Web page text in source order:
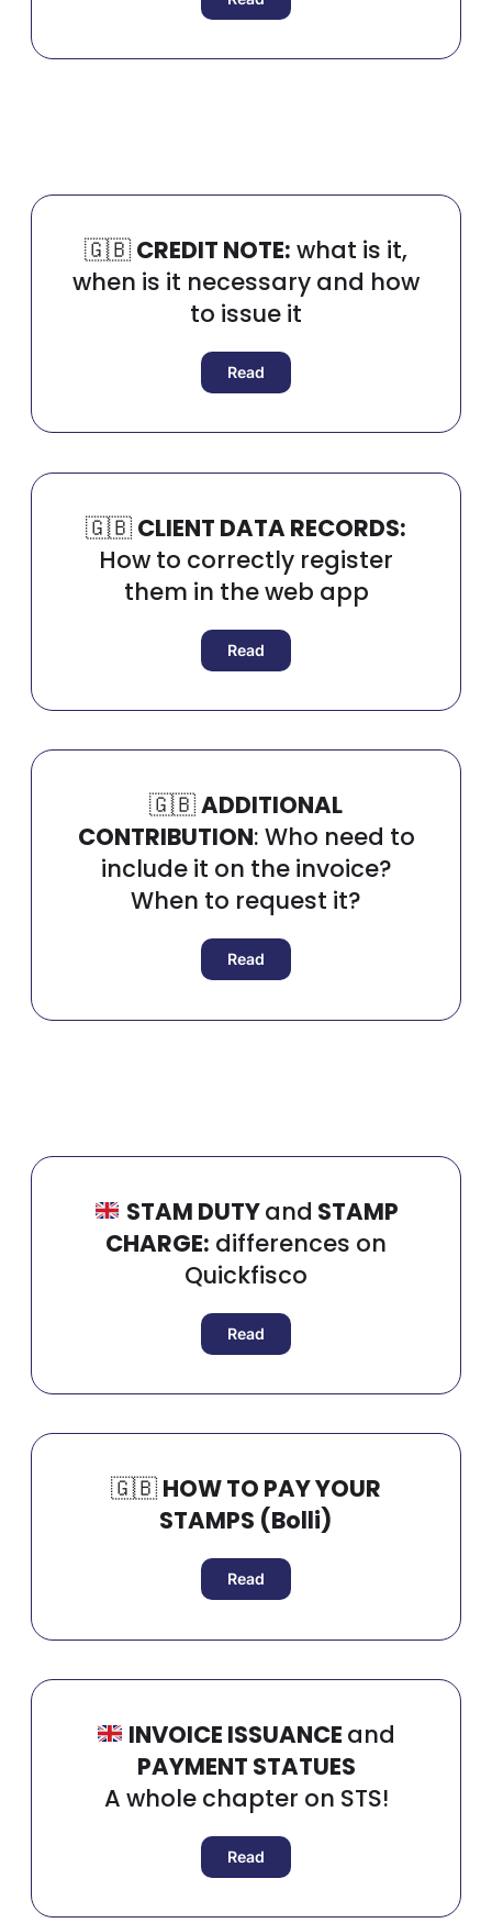
🇬🇧​CREDIT NOTE: what is it,
when is it necessary and how
to issue it
Read
🇬🇧​CLIENT DATA RECORDS:
How to correctly register
them in the web app
Read
🇬🇧​ADDITIONAL
CONTRIBUTION: Who need to
include it on the invoice?
When to request it?
Read
STAM DUTYand STAMP
CHARGE: differences on
Quickfisco
Read
🇬🇧​HOW TO PAY YOUR
STAMPS (Bolli)
Read
INVOICE ISSUANCE and
PAYMENT STATUES
A whole chapter on STS!
Read